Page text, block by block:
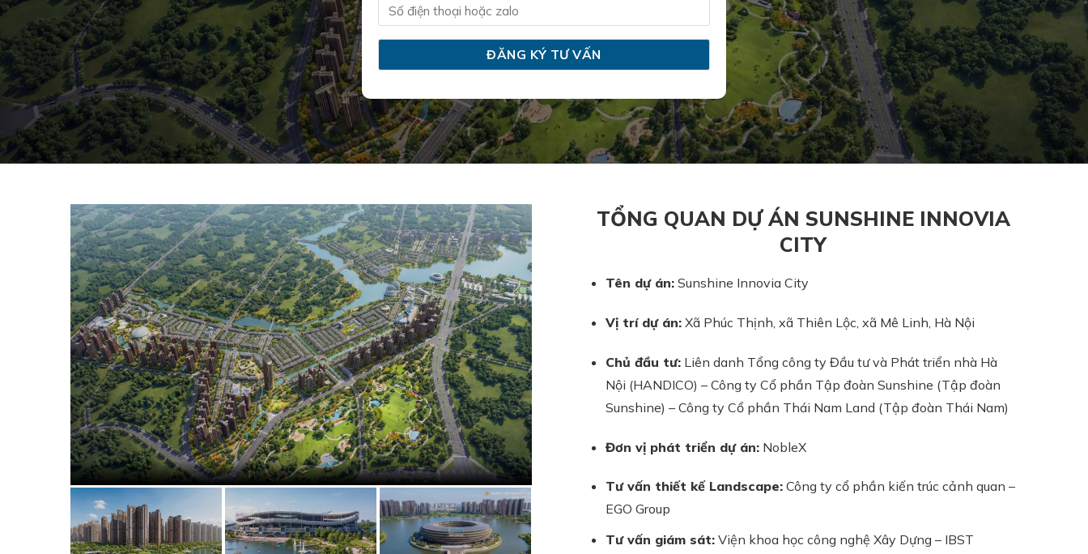
TỔNG QUAN DỰ ÁN SUNSHINE INNOVIA
CITY
Tên dự án:Sunshine Innovia City
Vị trí dự án:Xã Phúc Thịnh, xã Thiên Lộc, xã Mê Linh, Hà Nội
Chủ đầu tư:Liên danh Tổng công ty Đầu tư và Phát triển nhà Hà
Nội (HANDICO) – Công ty Cổ phần Tập đoàn Sunshine (Tập đoàn
Sunshine) – Công ty Cổ phần Thái Nam Land (Tập đoàn Thái Nam)
Đơn vị phát triển dự án:NobleX
Tư vấn thiết kế Landscape:Công ty cổ phần kiến trúc cảnh quan –
EGO Group
Tư vấn giám sát:Viện khoa học công nghệ Xây Dựng – IBST